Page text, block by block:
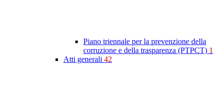
Piano triennale per la prevenzione della
corruzione e della trasparenza (PTPCT) 1
Atti generali 42